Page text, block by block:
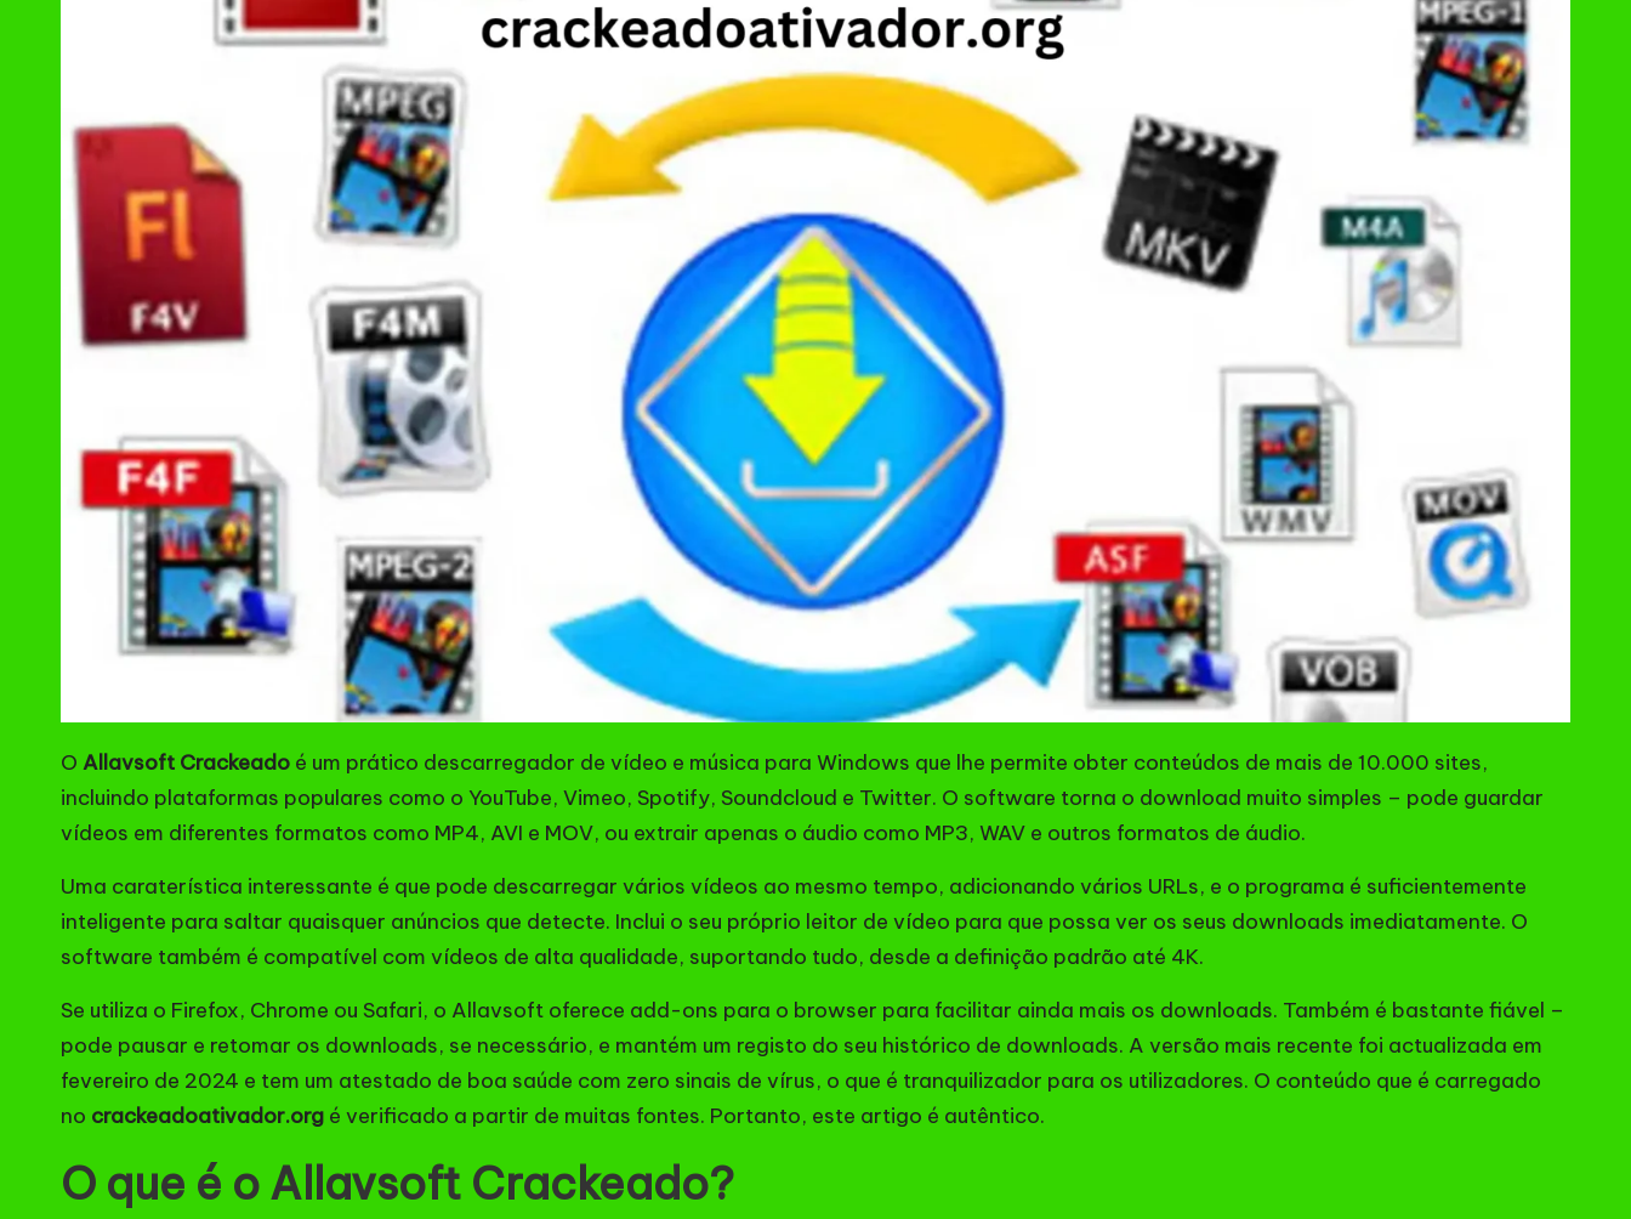
O Allavsoft Crackeado é um prático descarregador de vídeo e música para Windows que lhe permite obter conteúdos de mais de 10.000 sites,
incluindo plataformas populares como o YouTube, Vimeo, Spotify, Soundcloud e Twitter. O software torna o download muito simples – pode guardar
vídeos em diferentes formatos como MP4, AVI e MOV, ou extrair apenas o áudio como MP3, WAV e outros formatos de áudio.
Uma caraterística interessante é que pode descarregar vários vídeos ao mesmo tempo, adicionando vários URLs, e o programa é suficientemente
inteligente para saltar quaisquer anúncios que detecte. Inclui o seu próprio leitor de vídeo para que possa ver os seus downloads imediatamente. O
software também é compatível com vídeos de alta qualidade, suportando tudo, desde a definição padrão até 4K.
Se utiliza o Firefox, Chrome ou Safari, o Allavsoft oferece add-ons para o browser para facilitar ainda mais os downloads. Também é bastante fiável –
pode pausar e retomar os downloads, se necessário, e mantém um registo do seu histórico de downloads. A versão mais recente foi actualizada em
fevereiro de 2024 e tem um atestado de boa saúde com zero sinais de vírus, o que é tranquilizador para os utilizadores. O conteúdo que é carregado
no crackeadoativador.org é verificado a partir de muitas fontes. Portanto, este artigo é autêntico.
O que é o Allavsoft Crackeado?